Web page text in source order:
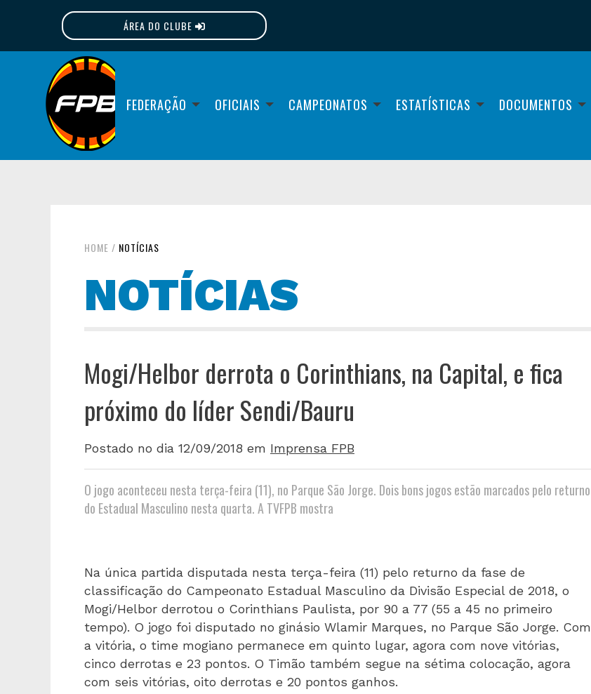
ÁREA DO CLUBE
FEDERAÇÃO OFICIAIS CAMPEONATOS ESTATÍSTICAS DOCUMENTOS
HOME / NOTÍCIAS
NOTÍCIAS
Mogi/Helbor derrota o Corinthians, na Capital, e fica
próximo do líder Sendi/Bauru
Postado no dia 12/09/2018 em Imprensa FPB
O jogo aconteceu nesta terça-feira (11), no Parque São Jorge. Dois bons jogos estão marcados pelo returno
do Estadual Masculino nesta quarta. A TVFPB mostra
Na única partida disputada nesta terça-feira (11) pelo returno da fase de
classificação do Campeonato Estadual Masculino da Divisão Especial de 2018, o
Mogi/Helbor derrotou o Corinthians Paulista, por 90 a 77 (55 a 45 no primeiro
tempo). O jogo foi disputado no ginásio Wlamir Marques, no Parque São Jorge. Com
a vitória, o time mogiano permanece em quinto lugar, agora com nove vitórias,
cinco derrotas e 23 pontos. O Timão também segue na sétima colocação, agora
com seis vitórias, oito derrotas e 20 pontos ganhos.